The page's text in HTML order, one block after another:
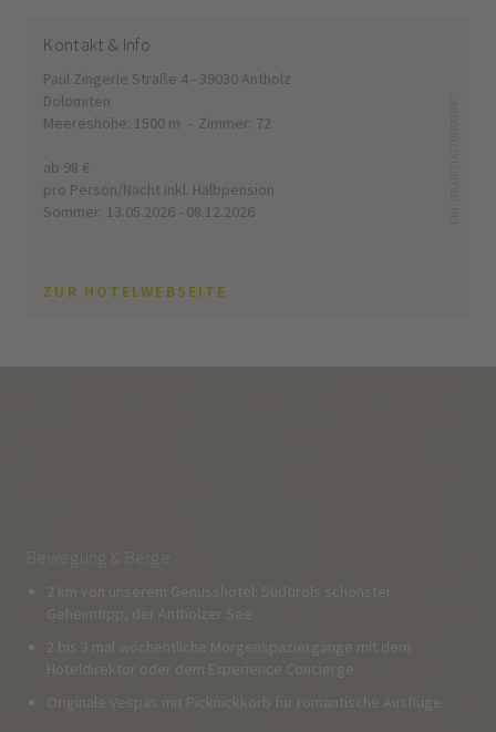
Kontakt & Info
Paul Zingerle Straße 4 - 39030 Antholz
Dolomiten
Meereshöhe: 1500 m - Zimmer: 72
ab 98 €
pro Person/Nacht inkl. Halbpension
Sommer: 13.05.2026 - 08.12.2026
ZUR HOTELWEBSEITE
Bewegung & Berge
2 km von unserem Genusshotel: Südtirols schönster
Geheimtipp, der Antholzer See
2 bis 3 mal wöchentliche Morgenspaziergänge mit dem
Hoteldirektor oder dem Experience Concierge
Originale Vespas mit Picknickkorb für romantische Ausflüge